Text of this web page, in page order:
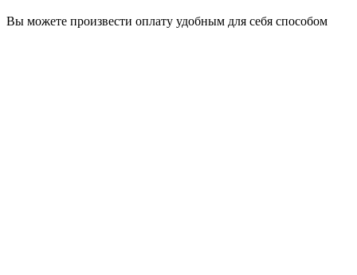
Вы можете произвести оплату удобным для себя способом